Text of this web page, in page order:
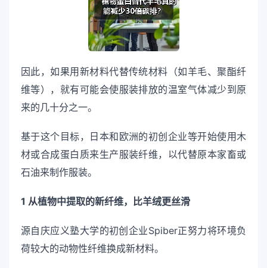
因此，如果用新材料代替传统材料（如羊毛、聚酯纤
维等），就有可能会使服装排放的温室气体减少到原
来的几十分之一。
基于这个目标，日本和欧洲的初创企业等开始使用木
材或合成蛋白质来生产服装纤维，以代替原本家畜或
石油来制作服装。
1 从植物中提取的新纤维，比羊绒更丝滑
源自庆应义塾大学的初创企业Spiber正努力将环境负
荷较大的动物性纤维换成新材料。